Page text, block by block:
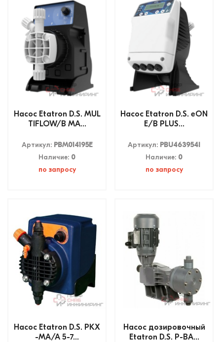
Насос Etatron D.S. MUL
TIFLOW/B MA...
Артикул: PBM014195E
Наличие: 0
по запросу
Насос Etatron D.S. eON
E/B PLUS...
Артикул: PBU463954I
Наличие: 0
по запросу
Насос Etatron D.S. PKX
-MA/A 5-7...
Насос дозировочный
Etatron D.S. P-BA...